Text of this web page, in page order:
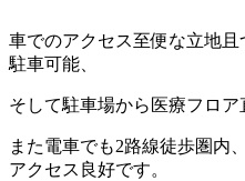
車でのアクセス至便な立地且
駐車可能、
そして駐車場から医療フロア
また電車でも2路線徒歩圏内
アクセス良好です。